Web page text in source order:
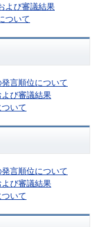
よび審議結果
ついて
言順位について
び審議結果
いて
言順位について
び審議結果
いて